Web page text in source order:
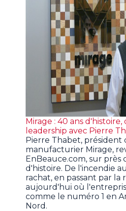
Mirage : 40 ans
leadership avec Pierre
Pierre Thabet, président
manufacturier Mirage,
EnBeauce.com, sur près
d'histoire. De l'incendie
rachat, en passant par la
aujourd'hui où
comme le numéro 1 en
Nord.